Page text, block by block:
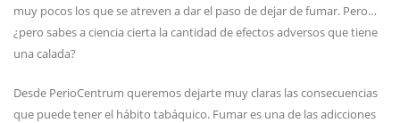
muy pocos los que se atreven a dar el paso de dejar de fumar. Pero…
¿pero sabes a ciencia cierta la cantidad de efectos adversos que tiene
una calada?
Desde PerioCentrum queremos dejarte muy claras las consecuencias
que puede tener el hábito tabáquico. Fumar es una de las adicciones